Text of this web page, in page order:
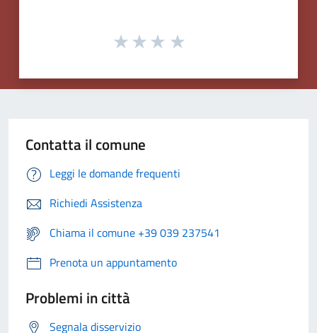
Contatta il comune
Leggi le domande frequenti
Richiedi Assistenza
Chiama il comune +39 039 237541
Prenota un appuntamento
Problemi in città
Segnala disservizio